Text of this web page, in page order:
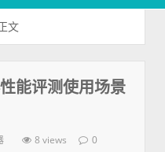
文
能评测使用场景
8 views 0